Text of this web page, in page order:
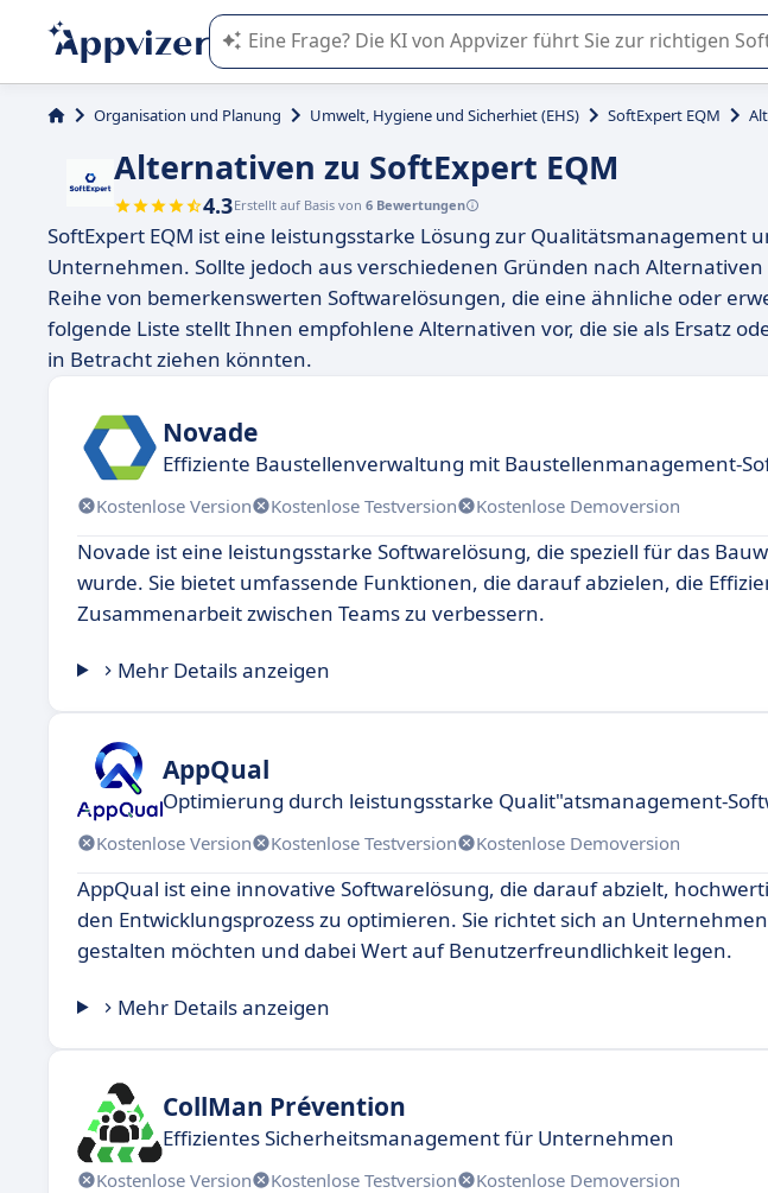
Die KI von Appvizer führt Sie bei der Nutzung oder Auswahl von
Organisation und Planung Umwelt, Hygiene und Sicherhiet (EHS) SoftExpert EQM
Alternativen zu SoftExpert EQM
4.3Erstellt auf Basis von 6 Bewertungen
SoftExpert EQM ist eine leistungsstarke Lösung zur Qualitätsmanagement
Unternehmen. Sollte jedoch aus verschiedenen Gründen nach
Reihe von bemerkenswerten Softwarelösungen, die eine ähnliche oder
folgende Liste stellt Ihnen empfohlene Alternativen vor, die sie als Ersatz
in Betracht ziehen könnten.
Novade
Effiziente Baustellenverwaltung mit Baustellenmanagement-
Kostenlose Version Kostenlose Testversion Kostenlose Demoversion
Novade ist eine leistungsstarke Softwarelösung, die speziell für das
wurde. Sie bietet umfassende Funktionen, die darauf abzielen, die
Zusammenarbeit zwischen Teams zu verbessern.
Mehr Details anzeigen
AppQual
Optimierung durch leistungsstarke Qualit"atsmanagement-
Kostenlose Version Kostenlose Testversion Kostenlose Demoversion
AppQual ist eine innovative Softwarelösung, die darauf abzielt,
den Entwicklungsprozess zu optimieren. Sie richtet sich an
gestalten möchten und dabei Wert auf Benutzerfreundlichkeit legen.
Mehr Details anzeigen
CollMan Prévention
Effizientes Sicherheitsmanagement für Unternehmen
Kostenlose Version Kostenlose Testversion Kostenlose Demoversion